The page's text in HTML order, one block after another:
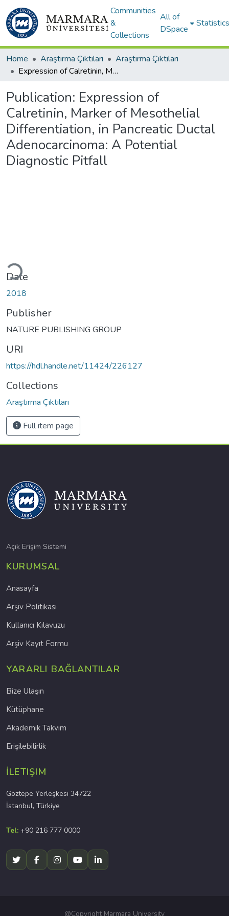
Communities
&
Collections
All of
DSpace
Statistics
Home Araştırma Çıktıları
Araştırma Çıktıları
Expression of Calretinin, Marker of Mesothelial Differentiation, in Pancreatic Ductal Adenocarcinoma: A Potential Diagnostic Pitfall
Publication: Expression of
Calretinin, Marker of Mesothelial
Differentiation, in Pancreatic Ductal
Adenocarcinoma: A Potential
Diagnostic Pitfall
Date
2018
Publisher
NATURE PUBLISHING GROUP
URI
https://hdl.handle.net/11424/226127
Collections
Araştırma Çıktıları
Full item page
Açık Erişim Sistemi
KURUMSAL
Anasayfa
Arşiv Politikası
Kullanıcı Kılavuzu
Arşiv Kayıt Formu
YARARLI BAĞLANTILAR
Bize Ulaşın
Kütüphane
Akademik Takvim
Erişilebilirlik
İLETIŞIM
Göztepe Yerleşkesi 34722
İstanbul, Türkiye
Tel: +90 216 777 0000
@Copyright Marmara University